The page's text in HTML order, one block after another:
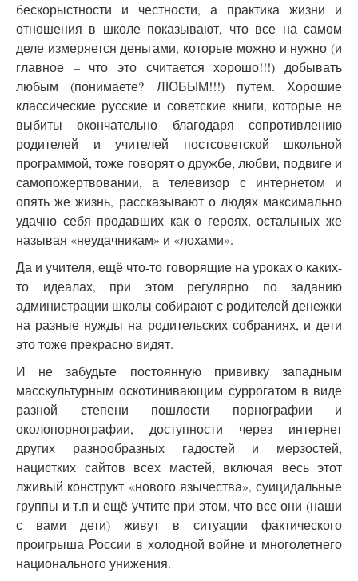
бескорыстности и честности, а практика жизни и
отношения в школе показывают, что все на самом
деле измеряется деньгами, которые можно и нужно (и
главное – что это считается хорошо!!!) добывать
любым (понимаете? ЛЮБЫМ!!!) путем. Хорошие
классические русские и советские книги, которые не
выбиты окончательно благодаря сопротивлению
родителей и учителей постсоветской школьной
программой, тоже говорят о дружбе, любви, подвиге и
самопожертвовании, а телевизор с интернетом и
опять же жизнь, рассказывают о людях максимально
удачно себя продавших как о героях, остальных же
называя «неудачникам» и «лохами».
Да и учителя, ещё что-то говорящие на уроках о каких-
то идеалах, при этом регулярно по заданию
администрации школы собирают с родителей денежки
на разные нужды на родительских собраниях, и дети
это тоже прекрасно видят.
И не забудьте постоянную прививку западным
масскультурным оскотинивающим суррогатом в виде
разной степени пошлости порнографии и
околопорнографии, доступности через интернет
других разнообразных гадостей и мерзостей,
нацистких сайтов всех мастей, включая весь этот
лживый конструкт «нового язычества», суицидальные
группы и т.п и ещё учтите при этом, что все они (наши
с вами дети) живут в ситуации фактического
проигрыша России в холодной войне и многолетнего
национального унижения.